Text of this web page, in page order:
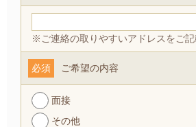
※ご連絡の取りやすいアドレスをご
ご希望の内容
必須
面接
その他